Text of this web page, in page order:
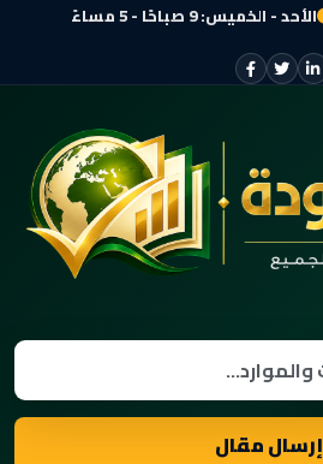
الأحد - الخميس: 9 صباحًا - 5 مساءً
إرسال مقال